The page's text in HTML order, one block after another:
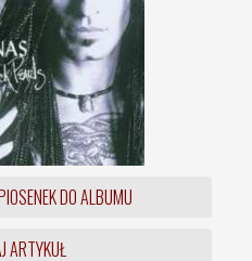
DO ALBUMU
ARTYKUŁ